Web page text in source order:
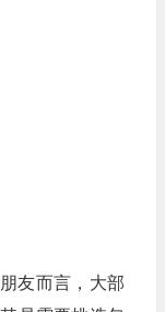
友而言，大部